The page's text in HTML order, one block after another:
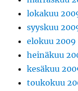
lokakuu
syyskuu
elokuu 2009
heinäkuu
kesäkuu
toukokuu